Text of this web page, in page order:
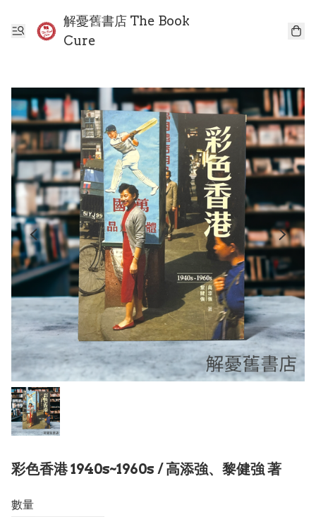
解憂舊書店 The Book
Cure
彩色香港 1940s~1960s / 高添強、黎健強 著
數量